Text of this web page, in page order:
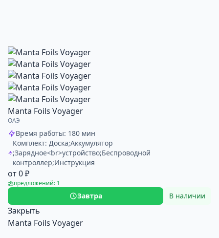
Manta Foils Voyager
ОАЭ
Время работы: 180 мин
Комплект: Доска;Аккумулятор
;Зарядное<br>устройство;Беспроводной
контроллер;Инструкция
от 0 ₽
предложений: 1
Завтра В наличии
Закрыть
Manta Foils Voyager